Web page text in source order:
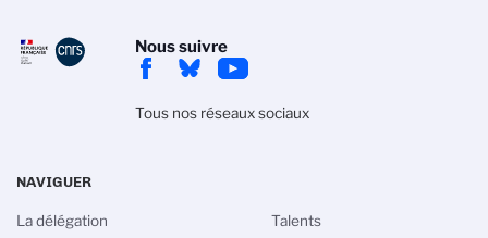
Nous suivre
Tous nos réseaux sociaux
NAVIGUER
La délégation
Talents